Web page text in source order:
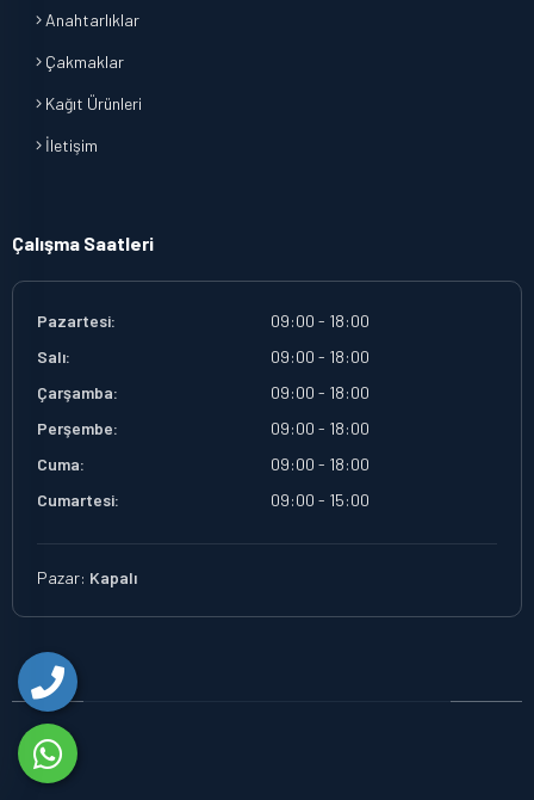
Anahtarlıklar
Çakmaklar
Kağıt Ürünleri
İletişim
Çalışma Saatleri
Pazartesi:
09:00 - 18:00
Salı:
09:00 - 18:00
Çarşamba:
09:00 - 18:00
Perşembe:
09:00 - 18:00
Cuma:
09:00 - 18:00
Cumartesi:
09:00 - 15:00
Pazar: Kapalı